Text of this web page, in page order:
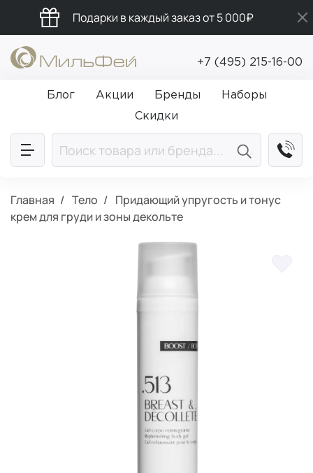
Подарки в каждый заказ от 5 000₽
Промокод ПРИВЕТ
Бесплатная доставка от 5 000₽
+7 (495) 215-16-00
Блог Акции Бренды
Наборы
Скидки
Главная Тело
Придающий упругость и тонус
крем для груди и зоны декольте